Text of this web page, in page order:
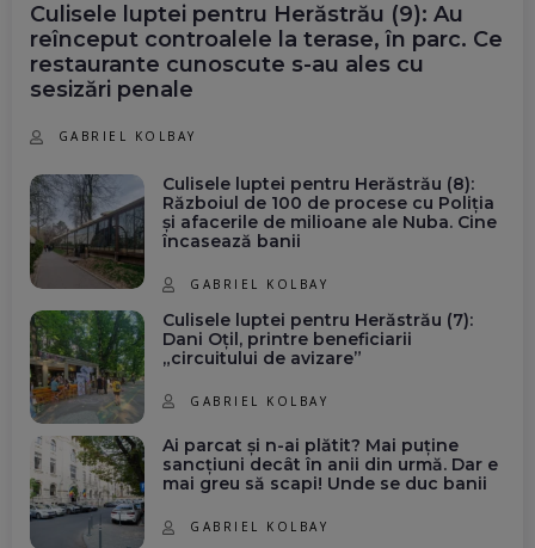
Culisele luptei pentru Herăstrău (9): Au
reînceput controalele la terase, în parc. Ce
restaurante cunoscute s-au ales cu
sesizări penale
GABRIEL KOLBAY
Culisele luptei pentru Herăstrău (8):
Războiul de 100 de procese cu Poliția
și afacerile de milioane ale Nuba. Cine
încasează banii
GABRIEL KOLBAY
Culisele luptei pentru Herăstrău (7):
Dani Oțil, printre beneficiarii
„circuitului de avizare”
GABRIEL KOLBAY
Ai parcat și n-ai plătit? Mai puține
sancțiuni decât în anii din urmă. Dar e
mai greu să scapi! Unde se duc banii
GABRIEL KOLBAY